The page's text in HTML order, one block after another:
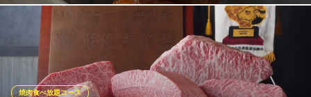
大阪府大阪市北区大深町4-20 グランフロント大阪南館7F
希少部位も豊富なシュラスコ（ブラジル式BBQ）食べ放題が3,490
円~各種宴会にもオススメ、アルコール飲み放題付きプラン 1,49
0円〜！など、様々なシーンにあったプランをご用意しておりま
焼肉食べ放題コース